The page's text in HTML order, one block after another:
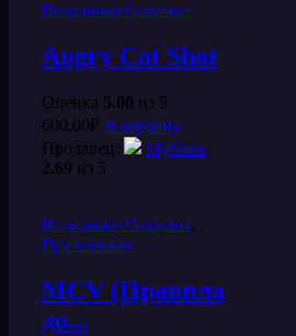
Исходники Construct
Angry Cat Shot
Оценка 5.00 из 5
600.00₽ В корзину
Продавец:
MyStore
2.69 из 5
Исходники Construct,
Приложения
MCV (Правила
до...